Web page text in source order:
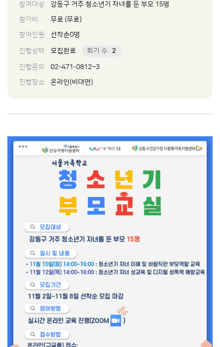
참여대상
강동구 거주 청소년기 자녀를 둔 부모 15명
참가비
무료 (무료)
참여인원
선착순0명
진행상태 모집완료 회기 수 2
진행문의
02-471-0812~3
진행장소
온라인(비대면)